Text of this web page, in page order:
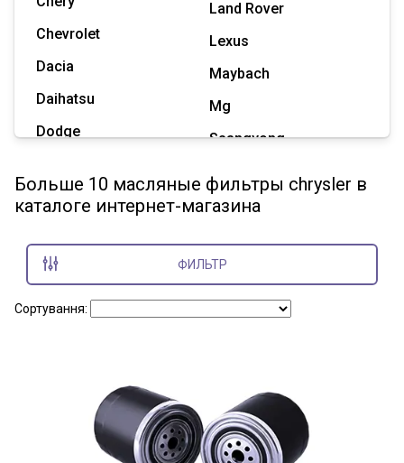
Chevrolet
Dacia
Daihatsu
Dodge
Great Wall
Hummer
Land Rover
Lexus
Maybach
Mg
Ssangyong
Tesla
Показать все марки
Больше 10 масляные фильтры chrysler в
каталоге интернет-магазина
ФИЛЬТР
Сортування: